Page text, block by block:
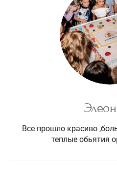
Все прошло красиво
теплые обьятия